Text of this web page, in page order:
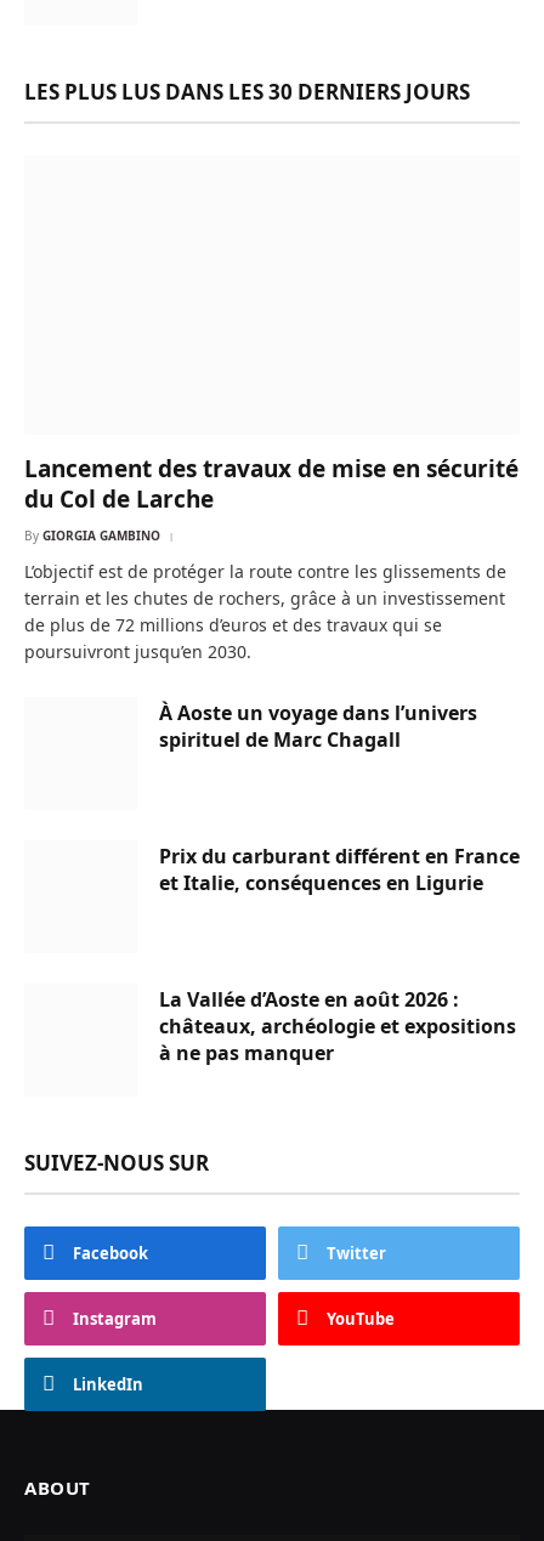
LES PLUS LUS DANS LES 30 DERNIERS JOURS
Lancement des travaux de mise en sécurité
du Col de Larche
By GIORGIA GAMBINO
L’objectif est de protéger la route contre les glissements de
terrain et les chutes de rochers, grâce à un investissement
de plus de 72 millions d’euros et des travaux qui se
poursuivront jusqu’en 2030.
À Aoste un voyage dans l’univers
spirituel de Marc Chagall
Prix du carburant différent en France
et Italie, conséquences en Ligurie
La Vallée d’Aoste en août 2026 :
châteaux, archéologie et expositions
à ne pas manquer
SUIVEZ-NOUS SUR
Facebook Twitter
Instagram YouTube
LinkedIn
ABOUT